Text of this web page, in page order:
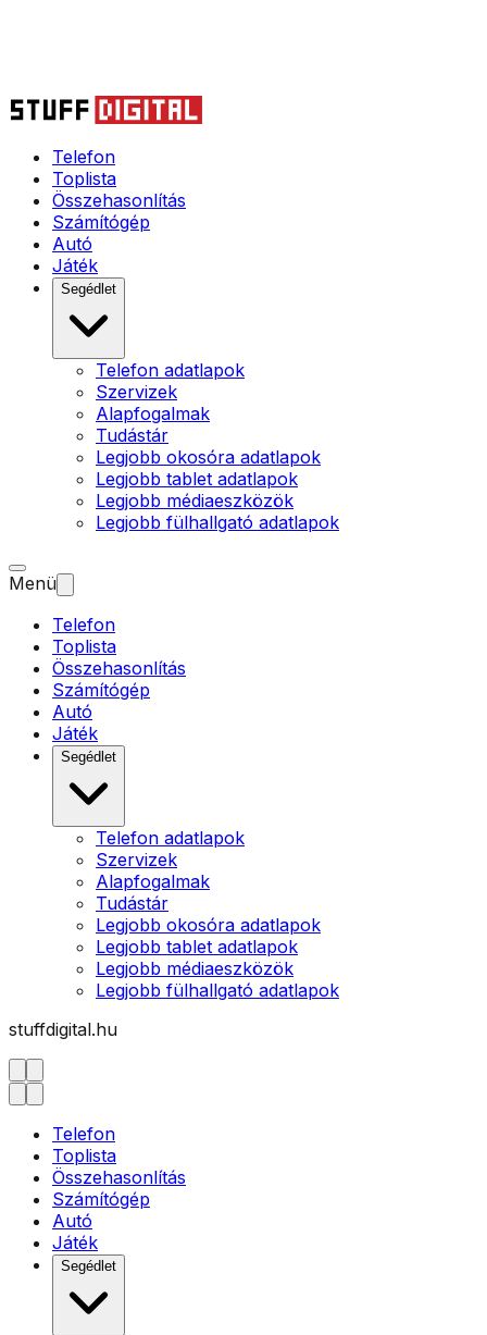
Telefon
Toplista
Összehasonlítás
Számítógép
Autó
Játék
Segédlet
Telefon adatlapok
Szervizek
Alapfogalmak
Tudástár
Legjobb okosóra adatlapok
Legjobb tablet adatlapok
Legjobb médiaeszközök
Legjobb fülhallgató adatlapok
Menü
Telefon
Toplista
Összehasonlítás
Számítógép
Autó
Játék
Segédlet
Telefon adatlapok
Szervizek
Alapfogalmak
Tudástár
Legjobb okosóra adatlapok
Legjobb tablet adatlapok
Legjobb médiaeszközök
Legjobb fülhallgató adatlapok
stuffdigital.hu
Telefon
Toplista
Összehasonlítás
Számítógép
Autó
Játék
Segédlet